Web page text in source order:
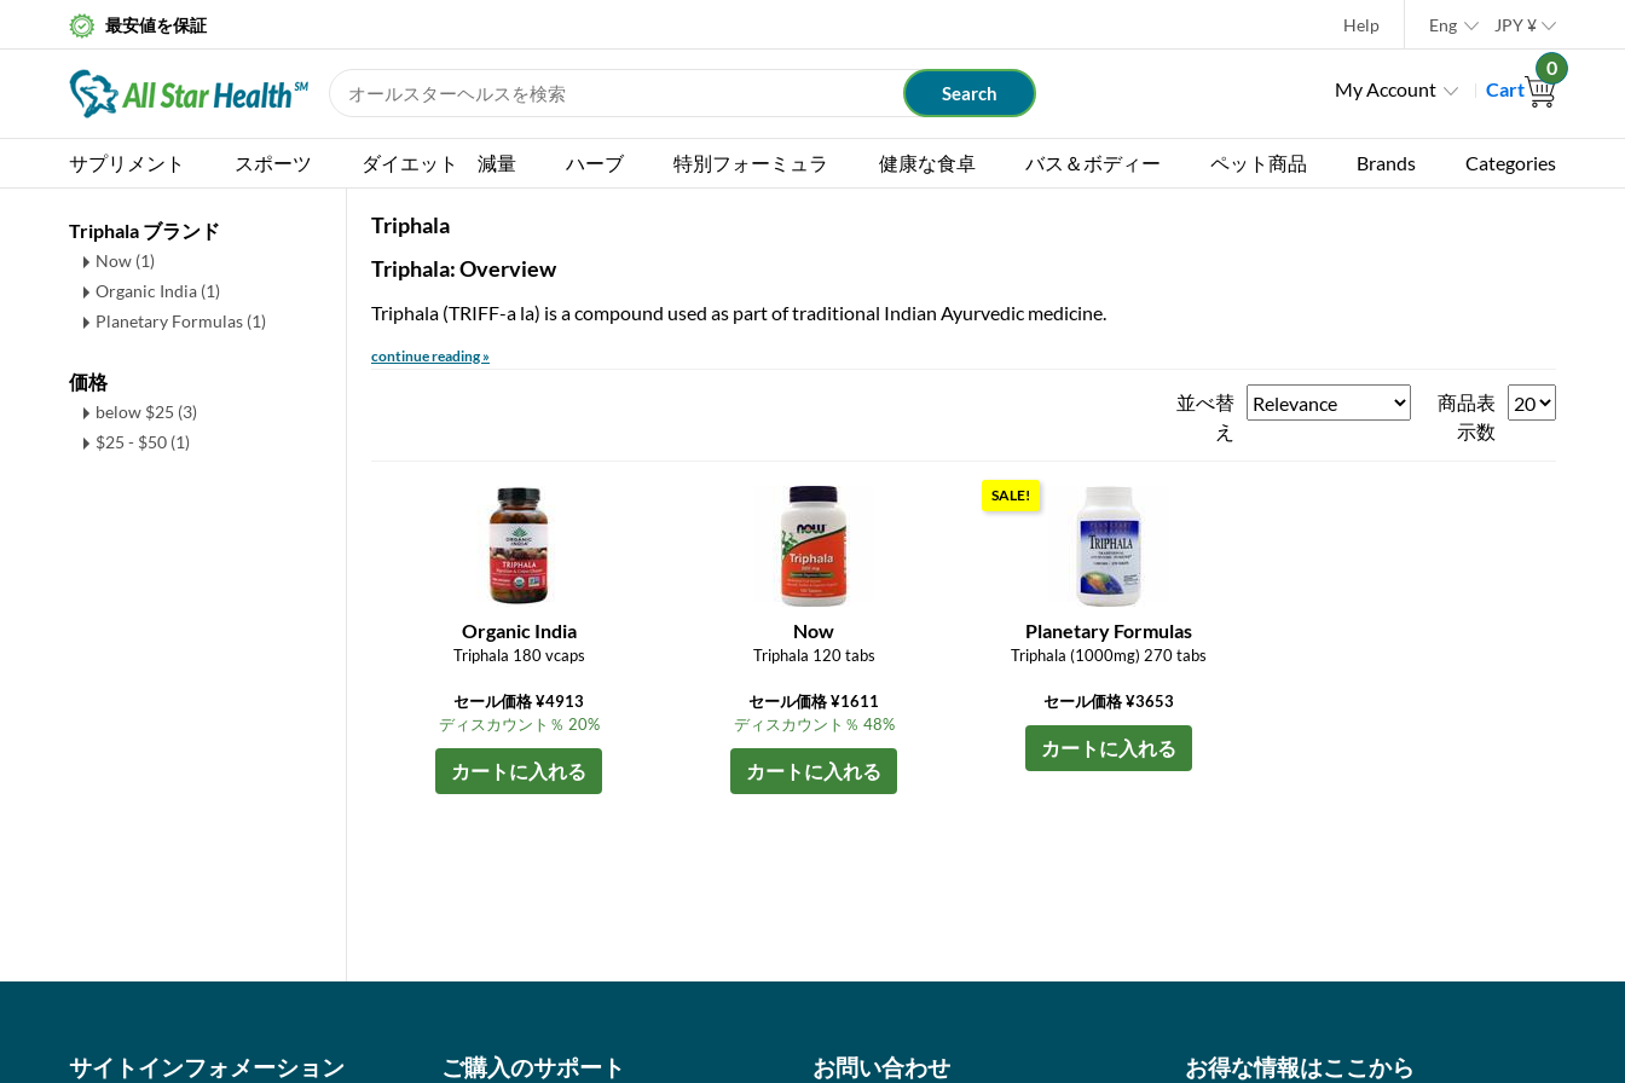
最安値を保証 Help Eng JPY¥
My Account Cart
0
サプリメント スポーツ ダイエット 減量 ハーブ 特別フォーミュラ 健康な食卓 バス＆ボディー ペット商品 Brands Categories
Triphala ブランド
Now (1)
Organic India (1)
Planetary Formulas (1)
価格
below $25 (3)
$25 - $50 (1)
Triphala
Triphala: Overview
Triphala (TRIFF-a la) is a compound used as part of traditional Indian Ayurvedic medicine.
continue reading »
並べ替
え
商品表
示数
Organic India
Triphala 180 vcaps
セール価格 ¥4913
ディスカウント％ 20%
カートに入れる
Now
Triphala 120 tabs
セール価格 ¥1611
ディスカウント％ 48%
カートに入れる
SALE!
Planetary Formulas
Triphala (1000mg) 270 tabs
セール価格 ¥3653
カートに入れる
サイトインフォメーション ご購入のサポート お問い合わせ お得な情報はここから